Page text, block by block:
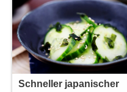
Schneller japanischer